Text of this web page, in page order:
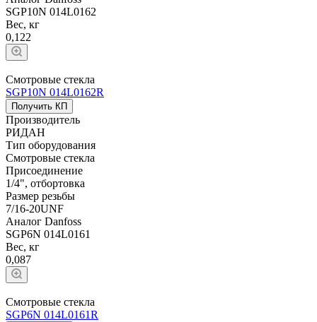
SGP10N 014L0162
Вес, кг
0,122
Смотровые стекла
SGP10N 014L0162R
Получить КП
Производитель
РИДАН
Тип оборудования
Смотровые стекла
Присоединение
1/4", отбортовка
Размер резьбы
7/16-20UNF
Аналог Danfoss
SGP6N 014L0161
Вес, кг
0,087
Смотровые стекла
SGP6N 014L0161R